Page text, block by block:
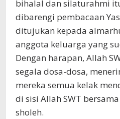
bihalal dan silaturahmi
dibarengi pembacaan
ditujukan kepada
anggota keluarga yang
Dengan harapan, Allah
segala dosa-dosa,
mereka semua kelak
di sisi Allah SWT
sholeh.